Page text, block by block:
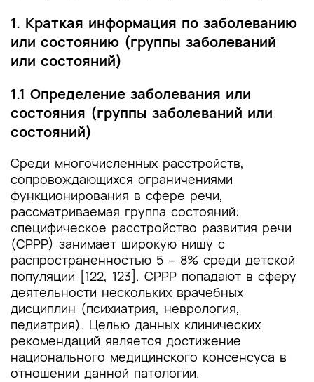
1. Краткая информация по заболеванию
или состоянию (группы заболеваний
или состояний)
1.1 Определение заболевания или
состояния (группы заболеваний или
состояний)
Среди многочисленных расстройств,
сопровождающихся ограничениями
функционирования в сфере речи,
рассматриваемая группа состояний:
специфическое расстройство развития речи
(CРРР) занимает широкую нишу с
распространенностью 5 – 8% среди детской
популяции [122, 123]. СРРР попадают в сферу
деятельности нескольких врачебных
дисциплин (психиатрия, неврология,
педиатрия). Целью данных клинических
рекомендаций является достижение
национального медицинского консенсуса в
отношении данной патологии.